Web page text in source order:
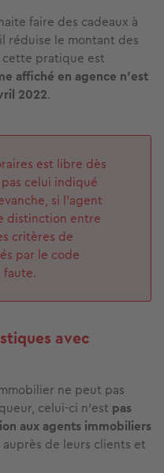
faire des cadeaux à
réduise le montant des
cette pratique est
affiché en agence n’est
2022.
est libre dès
celui indiqué
si l’agent
distinction entre
critères de
par le code
faute.
avec
ne peut pas
celui-ci n'est pas
aux agents immobiliers
de leurs clients et